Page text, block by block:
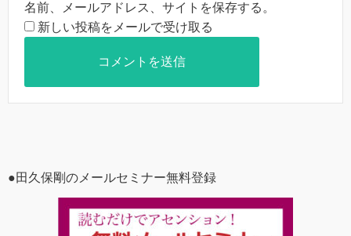
名前、メールアドレス、サイトを保存する。
新しい投稿をメールで受け取る
●田久保剛のメールセミナー無料登録